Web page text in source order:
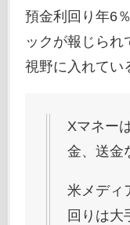
預金利回り年6
ックが報じられ
視野に入れてい
Xマネー
金、送金
米メディ
回りは大